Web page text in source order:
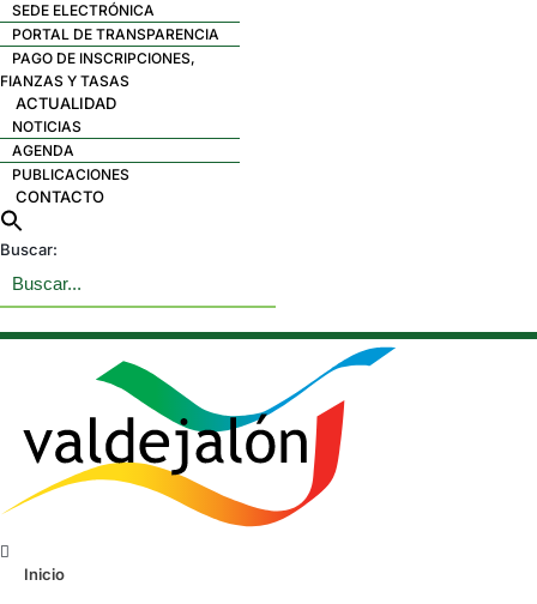
SEDE ELECTRÓNICA
PORTAL DE TRANSPARENCIA
PAGO DE INSCRIPCIONES,
FIANZAS Y TASAS
ACTUALIDAD
NOTICIAS
AGENDA
PUBLICACIONES
CONTACTO
Buscar:
Menú
Inicio